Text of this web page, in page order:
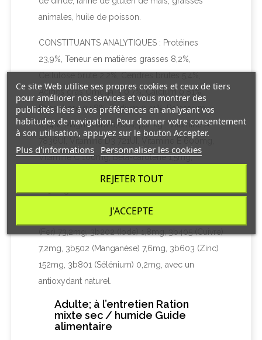
animales, huile de poisson.
CONSTITUANTS ANALYTIQUES : Protéines
23,9%, Teneur en matières grasses 8,2%,
Acides gras Oméga-3 0,7%, Calcium 0,81%,
Phosphore 0,58%, Sodium 0,41%, Potassium
0,74%, Magnésium 0,08%; par kg : Vitamine A
7836UI, Vitamine D3 721UI, Vitamine E 600mg,
Vitamine C 100mg, Bêta-carotène 1,5mg,
Caséine bovine hydrolysée à la trypsine
ADDITIFS PAR KG : Additifs nutritionnels : 3b103
7,2mg, 3b502 (Manganèse) 7,6mg, 3b603 (Zinc)
152mg, 3b801 (Sélénium) 0,2mg, avec un
antioxydant naturel.
Adulte; à l’entretien Ration
mixte sec / humide Guide
alimentaire
Ce site Web utilise ses propres cookies et ceux de tiers
pour améliorer nos services et vous montrer des
publicités liées à vos préférences en analysant vos
habitudes de navigation. Pour donner votre consentement
à son utilisation, appuyez sur le bouton Accepter.
Plus d'informations Personnaliser les cookies
REJETER TOUT
J'ACCEPTE